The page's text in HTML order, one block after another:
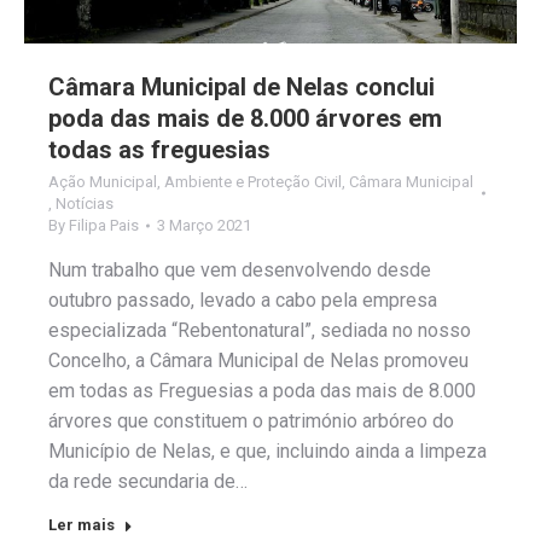
Câmara Municipal de Nelas conclui
poda das mais de 8.000 árvores em
todas as freguesias
Ação Municipal , Ambiente e Proteção Civil , Câmara Municipal
, Notícias
By Filipa Pais 3 Março 2021
Num trabalho que vem desenvolvendo desde
outubro passado, levado a cabo pela empresa
especializada “Rebentonatural”, sediada no nosso
Concelho, a Câmara Municipal de Nelas promoveu
em todas as Freguesias a poda das mais de 8.000
árvores que constituem o património arbóreo do
Município de Nelas, e que, incluindo ainda a limpeza
da rede secundaria de…
Ler mais